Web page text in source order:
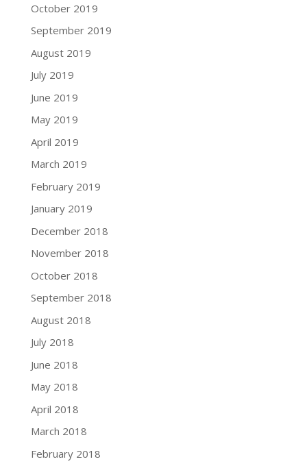
October 2019
September 2019
August 2019
July 2019
June 2019
May 2019
April 2019
March 2019
February 2019
January 2019
December 2018
November 2018
October 2018
September 2018
August 2018
July 2018
June 2018
May 2018
April 2018
March 2018
February 2018